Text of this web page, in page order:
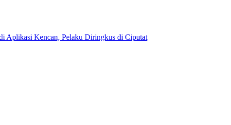
Aplikasi Kencan, Pelaku Diringkus di Ciputat